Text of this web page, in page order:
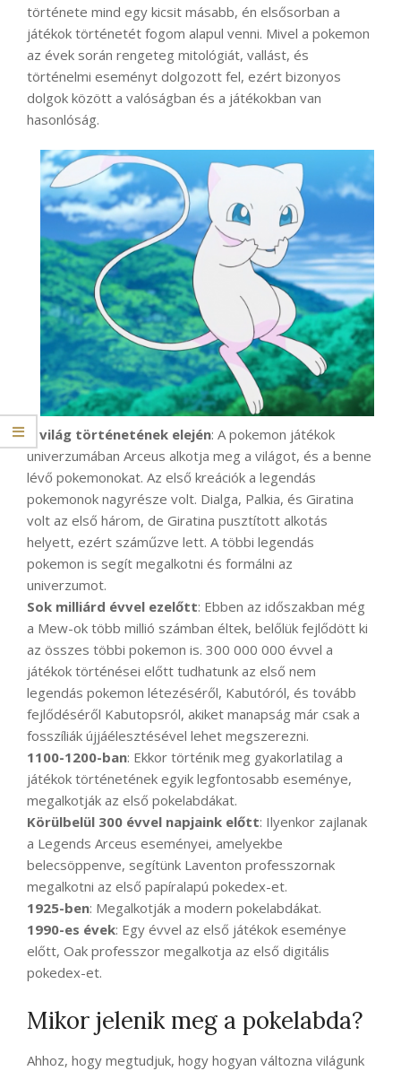
története mind egy kicsit másabb, én elsősorban a
játékok történetét fogom alapul venni. Mivel a pokemon
az évek során rengeteg mitológiát, vallást, és
történelmi eseményt dolgozott fel, ezért bizonyos
dolgok között a valóságban és a játékokban van
hasonlóság.
A világ történetének elején: A pokemon játékok
univerzumában Arceus alkotja meg a világot, és a benne
lévő pokemonokat. Az első kreációk a legendás
pokemonok nagyrésze volt. Dialga, Palkia, és Giratina
volt az első három, de Giratina pusztított alkotás
helyett, ezért száműzve lett. A többi legendás
pokemon is segít megalkotni és formálni az
univerzumot.
Sok milliárd évvel ezelőtt: Ebben az időszakban még
a Mew-ok több millió számban éltek, belőlük fejlődött ki
az összes többi pokemon is. 300 000 000 évvel a
játékok történései előtt tudhatunk az első nem
legendás pokemon létezéséről, Kabutóról, és tovább
fejlődéséről Kabutopsról, akiket manapság már csak a
fosszíliák újjáélesztésével lehet megszerezni.
1100-1200-ban: Ekkor történik meg gyakorlatilag a
játékok történetének egyik legfontosabb eseménye,
megalkotják az első pokelabdákat.
Körülbelül 300 évvel napjaink előtt: Ilyenkor zajlanak
a Legends Arceus eseményei, amelyekbe
belecsöppenve, segítünk Laventon professzornak
megalkotni az első papíralapú pokedex-et.
1925-ben: Megalkotják a modern pokelabdákat.
1990-es évek: Egy évvel az első játékok eseménye
előtt, Oak professzor megalkotja az első digitális
pokedex-et.
Mikor jelenik meg a pokelabda?
Ahhoz, hogy megtudjuk, hogy hogyan változna világunk